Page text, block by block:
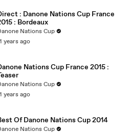
: Danone Nations Cup France
: Bordeaux
Nations Cup
years ago
Nations Cup France 2015 :
Nations Cup
years ago
Of Danone Nations Cup 2014
Nations Cup